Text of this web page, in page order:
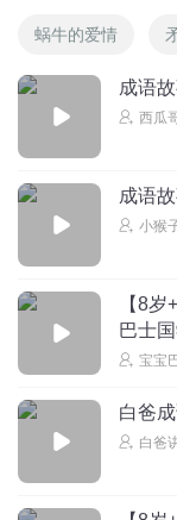
蜗牛的爱情
成语
西瓜
成语
小猴
【8
巴士国
宝宝
白爸
白爸